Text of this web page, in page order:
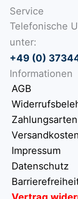
Service
Telefonische
unter:
+49 (0)
Informationen
AGB
Zahlungsarten
Impressum
Datenschutz